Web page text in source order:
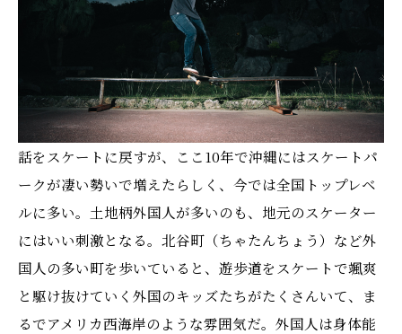
話をスケートに戻すが、ここ10年で沖縄にはスケートパ
ークが凄い勢いで増えたらしく、今では全国トップレベ
ルに多い。土地柄外国人が多いのも、地元のスケーター
にはいい刺激となる。北谷町（ちゃたんちょう）など外
国人の多い町を歩いていると、遊歩道をスケートで颯爽
と駆け抜けていく外国のキッズたちがたくさんいて、ま
るでアメリカ西海岸のような雰囲気だ。外国人は身体能